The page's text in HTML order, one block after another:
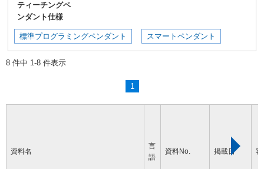
ティーチングペ
ンダント仕様
標準プログラミングペンダント スマートペンダント
8 件中 1-8 件表示
1
資料名
言
語
資料No. 掲載日